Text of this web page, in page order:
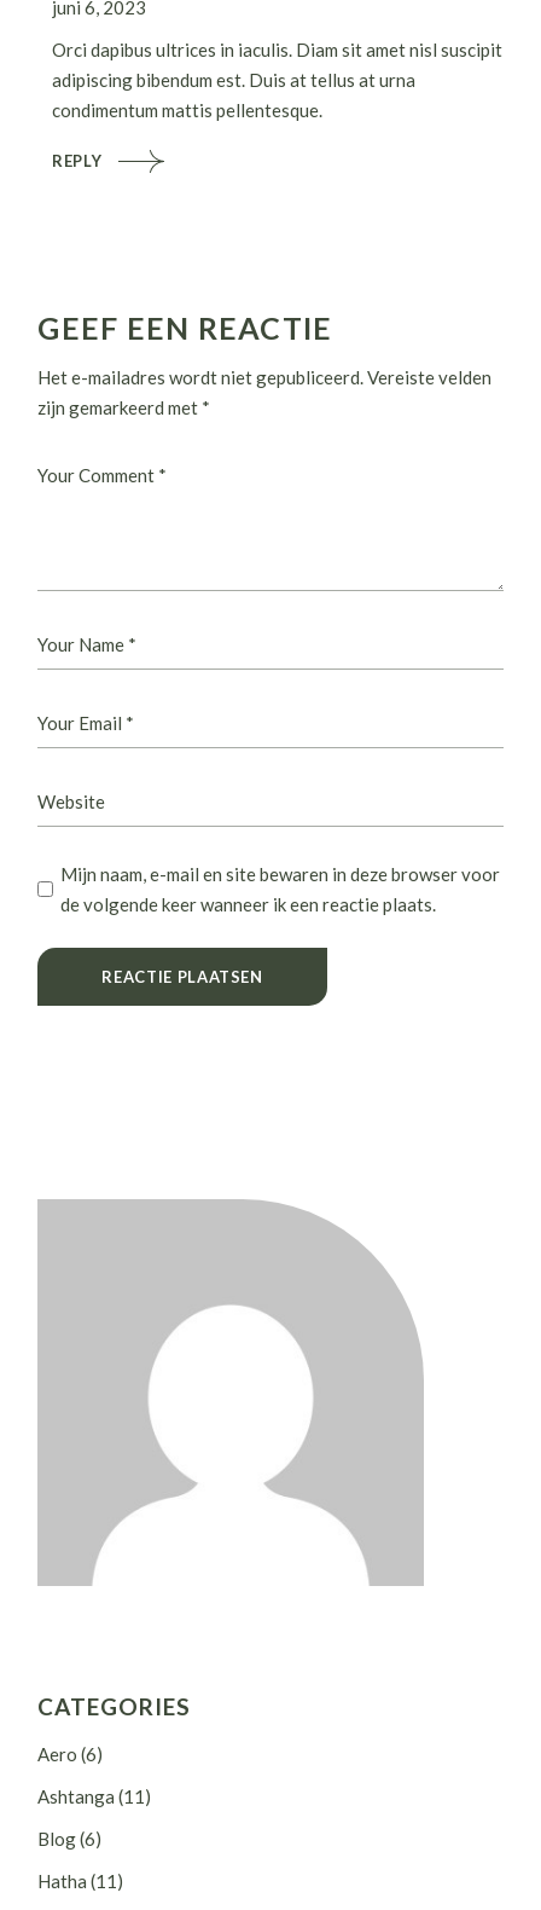
juni 6, 2023
Orci dapibus ultrices in iaculis. Diam sit amet nisl suscipit
adipiscing bibendum est. Duis at tellus at urna
condimentum mattis pellentesque.
REPLY
GEEF EEN REACTIE
Het e-mailadres wordt niet gepubliceerd.Vereiste velden
zijn gemarkeerd met *
Mijn naam, e-mail en site bewaren in deze browser voor
de volgende keer wanneer ik een reactie plaats.
REACTIE PLAATSEN
CATEGORIES
Aero (6)
Ashtanga (11)
Blog(6)
Hatha (11)